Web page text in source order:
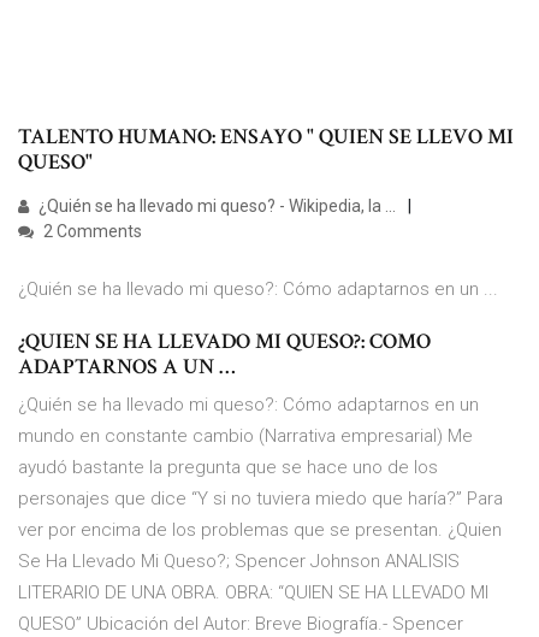
TALENTO HUMANO: ENSAYO " QUIEN SE LLEVO MI
QUESO"
¿Quién se ha llevado mi queso? - Wikipedia, la ...
2 Comments
¿Quién se ha llevado mi queso?: Cómo adaptarnos en un ...
¿QUIEN SE HA LLEVADO MI QUESO?: COMO
ADAPTARNOS A UN …
¿Quién se ha llevado mi queso?: Cómo adaptarnos en un
mundo en constante cambio (Narrativa empresarial) Me
ayudó bastante la pregunta que se hace uno de los
personajes que dice “Y si no tuviera miedo que haría?” Para
ver por encima de los problemas que se presentan. ¿Quien
Se Ha Llevado Mi Queso?; Spencer Johnson ANALISIS
LITERARIO DE UNA OBRA. OBRA: “QUIEN SE HA LLEVADO MI
QUESO” Ubicación del Autor: Breve Biografía.- Spencer